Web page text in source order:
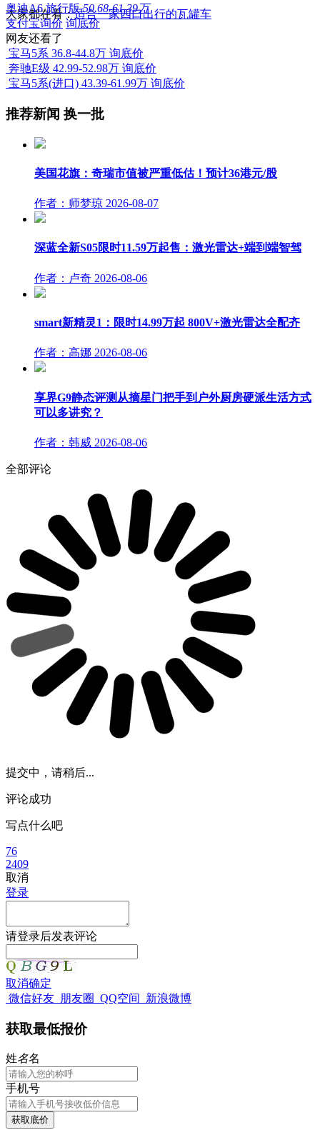
大家都在看：适合一家四口出行的瓦罐车
奥迪A6 旅行版 50.68-61.39万
支付宝询价 询底价
网友还看了
宝马5系 36.8-44.8万 询底价
奔驰E级 42.99-52.98万 询底价
宝马5系(进口) 43.39-61.99万 询底价
推荐新闻 换一批
美国花旗：奇瑞市值被严重低估！预计36港元/股
作者：师梦琼 2026-08-07
深蓝全新S05限时11.59万起售：激光雷达+端到端智驾
作者：卢奇 2026-08-06
smart新精灵1：限时14.99万起 800V+激光雷达全配齐
作者：高娜 2026-08-06
享界G9静态评测从摘星门把手到户外厨房硬派生活方式
可以多讲究？
作者：韩威 2026-08-06
全部评论
提交中，请稍后...
评论成功
写点什么吧
76
2409
取消
登录
请登录后发表评论
取消确定
微信好友 朋友圈 QQ空间 新浪微博
获取最低报价
姓名名
手机号
获取底价